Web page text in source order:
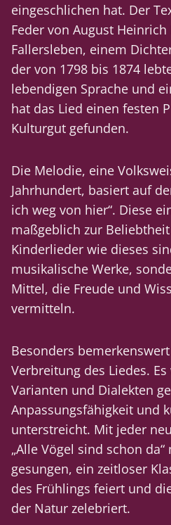
eingeschlichen hat. Der
Feder von August
Fallersleben, einem
der von 1798 bis 1874
lebendigen Sprache und
hat das Lied einen festen
Kulturgut gefunden.
Die Melodie, eine
Jahrhundert, basiert auf
ich weg von hier“. Diese
maßgeblich zur
Kinderlieder wie dieses
musikalische Werke,
Mittel, die Freude und
vermitteln.
Besonders
Verbreitung des Liedes.
Varianten und Dialekten
Anpassungsfähigkeit und
unterstreicht. Mit jeder
„Alle Vögel sind schon
gesungen, ein zeitloser
des Frühlings feiert und
der Natur zelebriert.